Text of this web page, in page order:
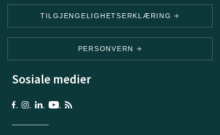
TILGJENGELIGHETSERKLÆRING
PERSONVERN
Sosiale medier